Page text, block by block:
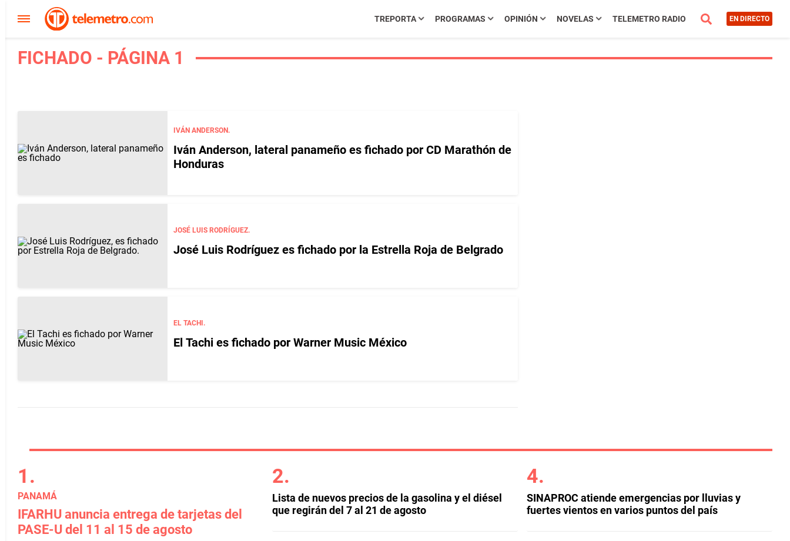
TREPORTA PROGRAMAS OPINIÓN NOVELAS TELEMETRO RADIO EN DIRECTO
FICHADO - PÁGINA 1
IVÁN ANDERSON.
Iván Anderson, lateral panameño es fichado por CD Marathón de
Honduras
JOSÉ LUIS RODRÍGUEZ.
José Luis Rodríguez es fichado por la Estrella Roja de Belgrado
EL TACHI.
El Tachi es fichado por Warner Music México
PANAMÁ
IFARHU anuncia entrega de tarjetas del
PASE-U del 11 al 15 de agosto
Lista de nuevos precios de la gasolina y el diésel
que regirán del 7 al 21 de agosto
SINAPROC atiende emergencias por lluvias y
fuertes vientos en varios puntos del país